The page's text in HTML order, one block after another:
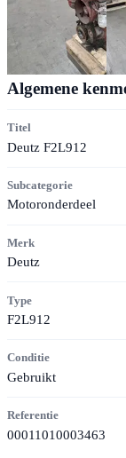
Algemene
Titel
Deutz F2L912
Subcategorie
Motoronderdeel
Merk
Deutz
Type
F2L912
Conditie
Gebruikt
Referentie
00011010003463